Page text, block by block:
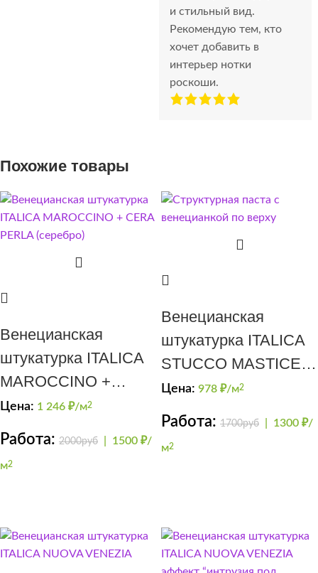
и стильный вид.
Рекомендую тем, кто
хочет добавить в
интерьер нотки
роскоши.
Похожие товары
Венецианская
штукатурка ITALICA
MAROCCINO +
CERA PERLA
(серебро)
Цена: 1 246 ₽/м2
Работа: 2000руб 1500 ₽/
м2
Венецианская
штукатурка ITALICA
STUCCO MASTICE +
NUOVA VENEZIA
Цена: 978 ₽/м2
Работа: 1700руб 1300 ₽/
м2